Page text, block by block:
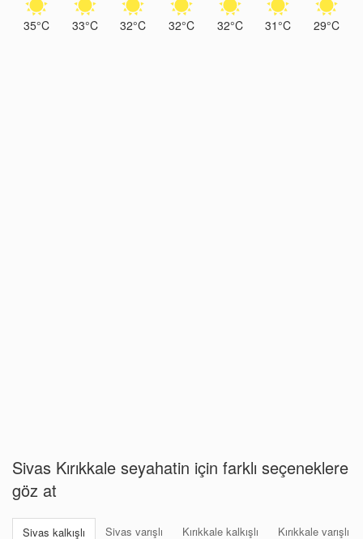
35°C 33°C 32°C 32°C 32°C 31°C 29°C
Sivas Kırıkkale seyahatin için farklı seçeneklere
göz at
Sivas kalkışlı Sivas varışlı Kırıkkale kalkışlı Kırıkkale varışlı